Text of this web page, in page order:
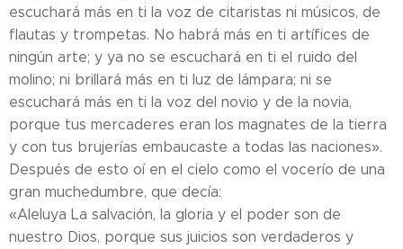
escuchará más en ti la voz de citaristas ni músicos, de
flautas y trompetas. No habrá más en ti artífices de
ningún arte; y ya no se escuchará en ti el ruido del
molino; ni brillará más en ti luz de lámpara; ni se
escuchará más en ti la voz del novio y de la novia,
porque tus mercaderes eran los magnates de la tierra
y con tus brujerías embaucaste a todas las naciones».
Después de esto oí en el cielo como el vocerío de una
gran muchedumbre, que decía:
«Aleluya La salvación, la gloria y el poder son de
nuestro Dios, porque sus juicios son verdaderos y